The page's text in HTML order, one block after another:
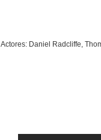
Actores: Daniel Radcliffe,